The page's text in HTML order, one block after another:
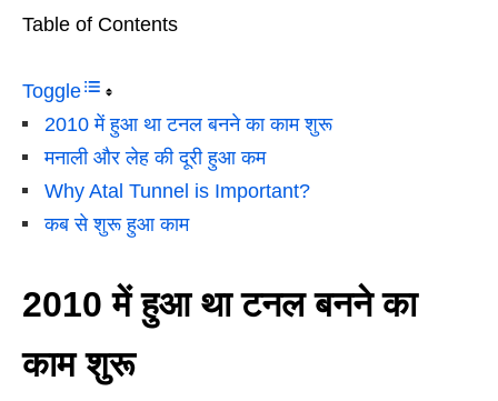
Table of Contents
Toggle
2010 में हुआ था टनल बनने का काम शुरू
मनाली और लेह की दूरी हुआ कम
Why Atal Tunnel is Important?
कब से शुरू हुआ काम
2010 में हुआ था टनल बनने का
काम शुरू